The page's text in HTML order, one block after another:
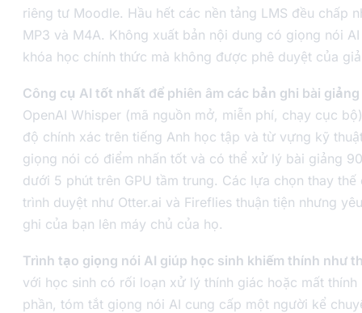
riêng tư Moodle. Hầu hết các nền tảng LMS đều chấp
MP3 và M4A. Không xuất bản nội dung có giọng nói
khóa học chính thức mà không được phê duyệt của
Công cụ AI tốt nhất để phiên âm các bản ghi bài giảng
OpenAI Whisper (mã nguồn mở, miễn phí, chạy cục
độ chính xác trên tiếng Anh học tập và từ vựng kỹ
giọng nói có điểm nhấn tốt và có thể xử lý bài giảng
dưới 5 phút trên GPU tầm trung. Các lựa chọn thay thế
trình duyệt như Otter.ai và Fireflies thuận tiện nhưng
ghi của bạn lên máy chủ của họ.
Trình tạo giọng nói AI giúp học sinh khiếm thính như
với học sinh có rối loạn xử lý thính giác hoặc mất
phần, tóm tắt giọng nói AI cung cấp một người kể